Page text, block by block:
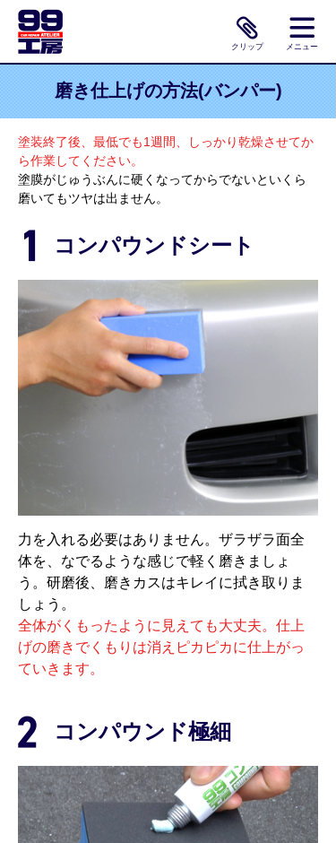
クリップ メニュー
磨き仕上げの方法(バンパー)
塗装終了後、最低でも1週間、しっかり乾燥させてか
ら作業してください。
塗膜がじゅうぶんに硬くなってからでないといくら
磨いてもツヤは出ません。
コンパウンドシート
力を入れる必要はありません。ザラザラ面全
体を、なでるような感じで軽く磨きましょ
う。研磨後、磨きカスはキレイに拭き取りま
しょう。
全体がくもったように見えても大丈夫。仕上
げの磨きでくもりは消えピカピカに仕上がっ
ていきます。
コンパウンド極細